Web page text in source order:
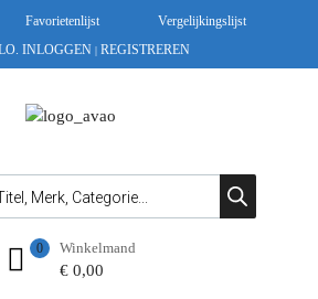
Favorietenlijst
Vergelijkingslijst
INLOGGEN | REGISTREREN
Winkelmand
€0,00
0